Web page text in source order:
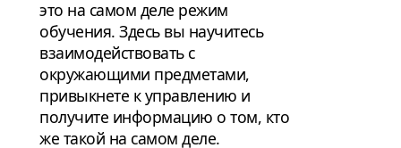
это на самом деле режим
обучения. Здесь вы научитесь
взаимодействовать с
окружающими предметами,
привыкнете к управлению и
получите информацию о том, кто
же такой на самом деле.